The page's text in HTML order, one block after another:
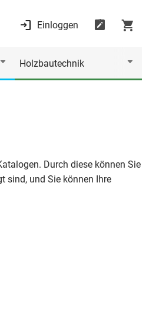
Einloggen
Holzbautechnik
Durch diese können Sie
sind, und Sie können Ihre